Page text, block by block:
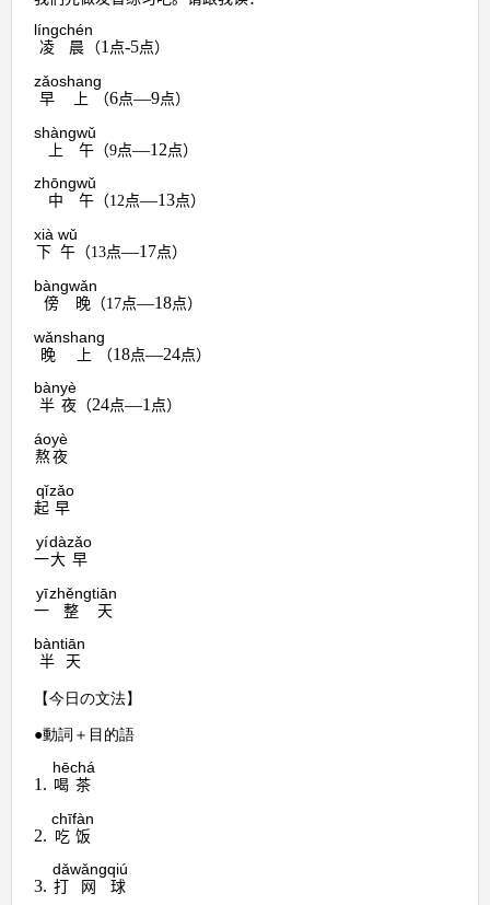
凌
líng
晨
chén
（1 点-5点）
早
zǎo
上
shang
（6点—9点）
上
shàng
午
wǔ
（9点—12点）
中
zhōng
午
wǔ
（12点—13点）
下
xià
午
wǔ
（13点—17点）
傍
bàng
晚
wǎn
（17点—18点）
晚
wǎn
上
shang
（18点—24点）
半
bàn
夜
yè
（24点—1点）
熬
áo
夜
yè
起
qǐ
早
zǎo
一
yí
大
dà
早
zǎo
一
yī
整
zhěng
天
tiān
半
bàn
天
tiān
【今日の文法】
●動詞＋目的語
1. 喝
hē
茶
chá
2. 吃
chī
饭
fàn
3. 打
dǎ
网
wǎng
球
qiú